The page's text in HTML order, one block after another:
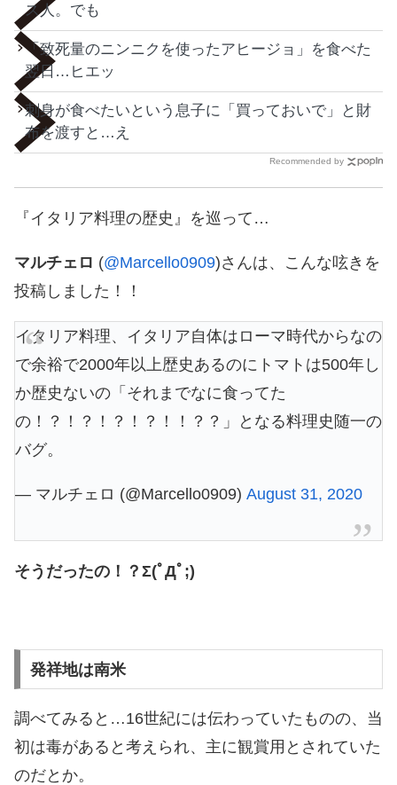
ス人。でも
「致死量のニンニクを使ったアヒージョ」を食べた
翌日…ヒエッ
刺身が食べたいという息子に「買っておいで」と財
布を渡すと…え
Recommended by
『イタリア料理の歴史』を巡って…
マルチェロ (@Marcello0909)さんは、こんな呟きを
投稿しました！！
イタリア料理、イタリア自体はローマ時代からなの
で余裕で2000年以上歴史あるのにトマトは500年し
か歴史ないの「それまでなに食ってた
の！？！？！？！？！！？？」となる料理史随一の
バグ。
— マルチェロ (@Marcello0909) August 31, 2020
そうだったの！？Σ(ﾟДﾟ;)
発祥地は南米
調べてみると…16世紀には伝わっていたものの、当
初は毒があると考えられ、主に観賞用とされていた
のだとか。